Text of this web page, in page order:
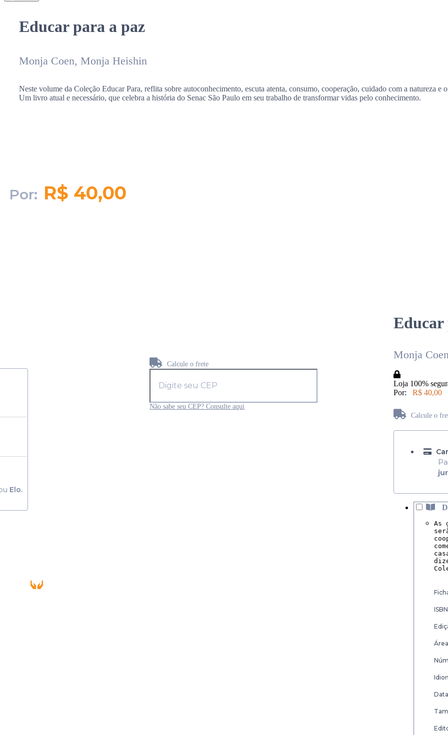
Educar para a paz
Monja Coen, Monja Heishin
Neste volume da Coleção Educar Para, reflita sobre autoconhecimento, escuta atenta, consumo, cooperação, cuidado com a natureza e
Um livro atual e necessário, que celebra a história do Senac São Paulo em seu trabalho de transformar vidas pelo conhecimento.
Por: R$ 40,00
Elo.
Calcule o frete
Não sabe seu CEP? Consulte aqui
Educar
Monja
Loja 100%
Por:
R$ 40,00
Calcule o
As